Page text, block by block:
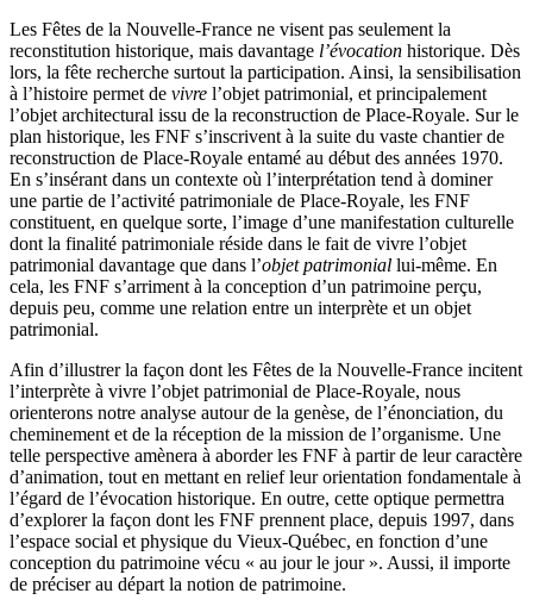
Les Fêtes de la Nouvelle-France ne visent pas seulement la
reconstitution historique, mais davantage l’évocation historique. Dès
lors, la fête recherche surtout la participation. Ainsi, la sensibilisation
à l’histoire permet de vivre l’objet patrimonial, et principalement
l’objet architectural issu de la reconstruction de Place-Royale. Sur le
plan historique, les FNF s’inscrivent à la suite du vaste chantier de
reconstruction de Place-Royale entamé au début des années 1970.
En s’insérant dans un contexte où l’interprétation tend à dominer
une partie de l’activité patrimoniale de Place-Royale, les FNF
constituent, en quelque sorte, l’image d’une manifestation culturelle
dont la finalité patrimoniale réside dans le fait de vivre l’objet
patrimonial davantage que dans l’objet patrimonial lui-même. En
cela, les FNF s’arriment à la conception d’un patrimoine perçu,
depuis peu, comme une relation entre un interprète et un objet
patrimonial.
Afin d’illustrer la façon dont les Fêtes de la Nouvelle-France incitent
l’interprète à vivre l’objet patrimonial de Place-Royale, nous
orienterons notre analyse autour de la genèse, de l’énonciation, du
cheminement et de la réception de la mission de l’organisme. Une
telle perspective amènera à aborder les FNF à partir de leur caractère
d’animation, tout en mettant en relief leur orientation fondamentale à
l’égard de l’évocation historique. En outre, cette optique permettra
d’explorer la façon dont les FNF prennent place, depuis 1997, dans
l’espace social et physique du Vieux-Québec, en fonction d’une
conception du patrimoine vécu « au jour le jour ». Aussi, il importe
de préciser au départ la notion de patrimoine.